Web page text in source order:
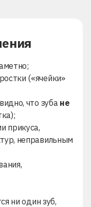
(«ячейки»
что зуба не
прикуса,
неправильным
ни один зуб,